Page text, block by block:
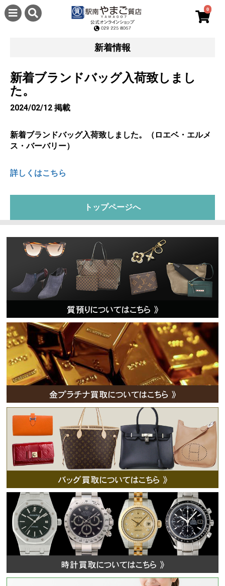
0
新着情報
新着ブランドバッグ入荷致しまし
た。
2024/02/12 掲載
新着ブランドバッグ入荷致しました。（ロエベ・エルメ
ス・バーバリー）
詳しくはこちら
トップページへ